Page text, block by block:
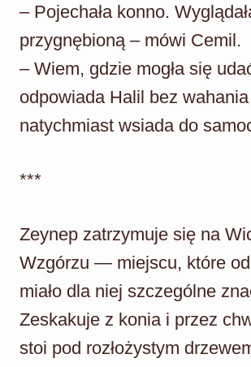
– Pojechała konno.
przygnębioną – mówi Cemil.
– Wiem, gdzie mogła się
odpowiada Halil bez
natychmiast wsiada do
***
Zeynep zatrzymuje się na
Wzgórzu — miejscu, które
miało dla niej szczególne
Zeskakuje z konia i przez
stoi pod rozłożystym